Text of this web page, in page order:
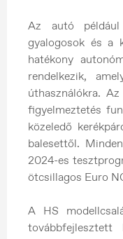
Az autó
gyalogosok és a
hatékony
rendelkezik,
úthasználókra.
figyelmeztetés
közeledő
balesettől.
2024-es
ötcsillagos Euro
A HS